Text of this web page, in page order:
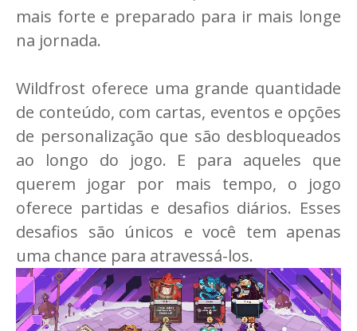
mais forte e preparado para ir mais longe
na jornada.
Wildfrost oferece uma grande quantidade
de conteúdo, com cartas, eventos e opções
de personalização que são desbloqueados
ao longo do jogo. E para aqueles que
querem jogar por mais tempo, o jogo
oferece partidas e desafios diários. Esses
desafios são únicos e você tem apenas
uma chance para atravessá-los.